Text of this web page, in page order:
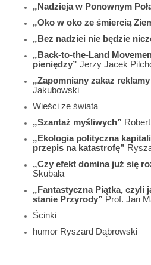
„Nadzieja w Ponownym
„Oko w oko ze śmiercią
„Bez nadziei nie będzie
„Back-to-the-Land
pieniędzy” Jerzy Jacek
„Zapomniany zakaz
Jakubowski
Wieści ze świata
„Szantaż myśliwych”
„Ekologia polityczna
przepis na katastrofę”
„Czy efekt domina już się
Skubała
„Fantastyczna Piątka, czyli
stanie Przyrody” Prof. Jan
Ścinki
humor Ryszard Dąbrowski